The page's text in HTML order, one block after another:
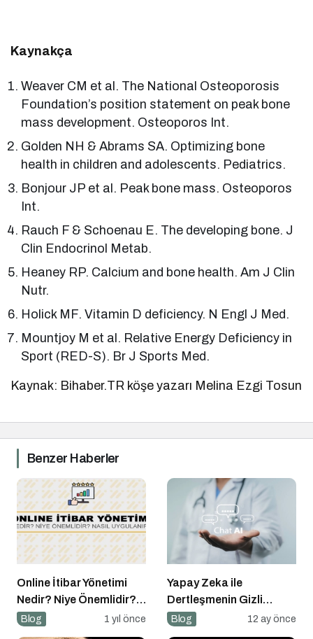
Kaynakça
Weaver CM et al. The National Osteoporosis
Foundation’s position statement on peak bone
mass development. Osteoporos Int.
Golden NH & Abrams SA. Optimizing bone
health in children and adolescents. Pediatrics.
Bonjour JP et al. Peak bone mass. Osteoporos
Int.
Rauch F & Schoenau E. The developing bone. J
Clin Endocrinol Metab.
Heaney RP. Calcium and bone health. Am J Clin
Nutr.
Holick MF. Vitamin D deficiency. N Engl J Med.
Mountjoy M et al. Relative Energy Deficiency in
Sport (RED-S). Br J Sports Med.
Kaynak: Bihaber.TR köşe yazarı Melina Ezgi Tosun
Benzer Haberler
Online İtibar Yönetimi
Nedir? Niye Önemlidir?
Online İtibar Yönetimi
Blog 1 yıl önce
Yapay Zeka ile
Dertleşmenin Gizli
Tehlikeleri
Blog 12 ay önce